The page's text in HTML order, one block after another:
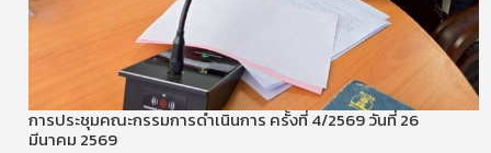
การประชุมคณะกรรมการดำเนินการ ครั้งที่ 4/2569 วันที่ 26
มีนาคม 2569